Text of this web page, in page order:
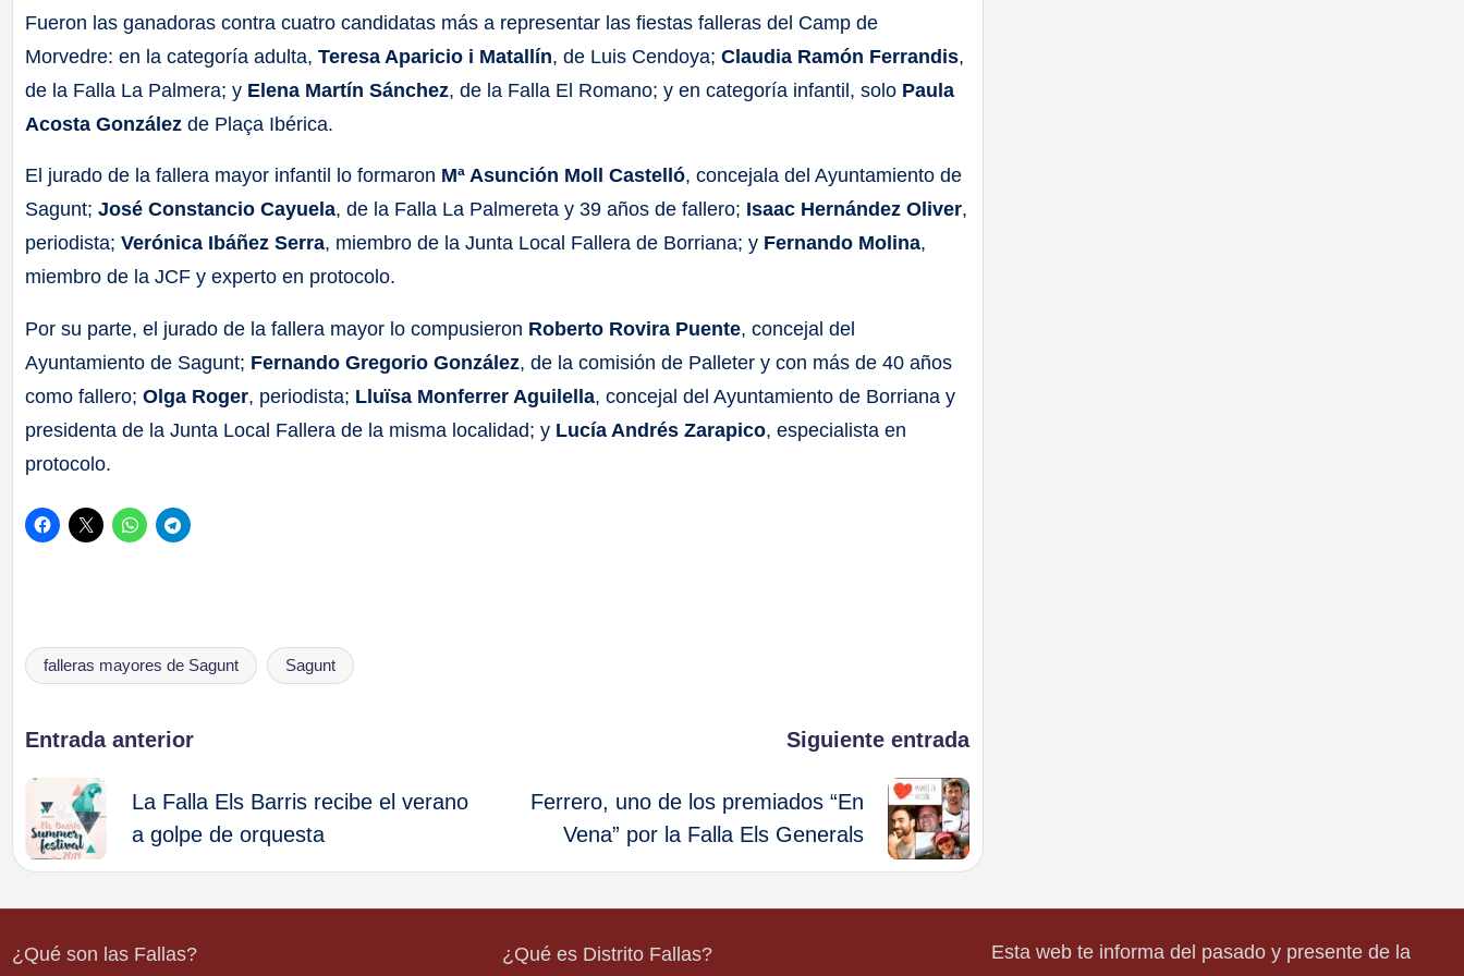
Fueron las ganadoras contra cuatro candidatas más a representar las fiestas falleras del Camp de
Morvedre: en la categoría adulta,Teresa Aparicio i Matallín, de Luis Cendoya;Claudia Ramón Ferrandis,
de la Falla La Palmera; y Elena Martín Sánchez, de la Falla El Romano; y en categoría infantil, solo Paula
Acosta González de Plaça Ibérica.
El jurado de la fallera mayor infantil lo formaron Mª Asunción Moll Castelló, concejala del Ayuntamiento de
Sagunt;José Constancio Cayuela, de la Falla La Palmereta y 39 años de fallero; Isaac Hernández Oliver,
periodista; Verónica Ibáñez Serra, miembro de la Junta Local Fallera de Borriana; y Fernando Molina,
miembro de la JCF y experto en protocolo.
Por su parte, el jurado de la fallera mayor lo compusieron Roberto Rovira Puente, concejal del
Ayuntamiento de Sagunt; Fernando Gregorio González, de la comisión de Palleter y con más de 40 años
como fallero; Olga Roger, periodista; Lluïsa Monferrer Aguilella, concejal del Ayuntamiento de Borriana y
presidenta de la Junta Local Fallera de la misma localidad; y Lucía Andrés Zarapico, especialista en
protocolo.
Etiquetas:
falleras mayores de Sagunt Sagunt
Navegación
de
entradas
Entrada anterior
La Falla Els Barris recibe el verano
a golpe de orquesta
Siguiente entrada
Ferrero, uno de los premiados “En
Vena” por la Falla Els Generals
¿Qué son las Fallas? ¿Qué es Distrito Fallas?
Esta web te informa del pasado y presente de la